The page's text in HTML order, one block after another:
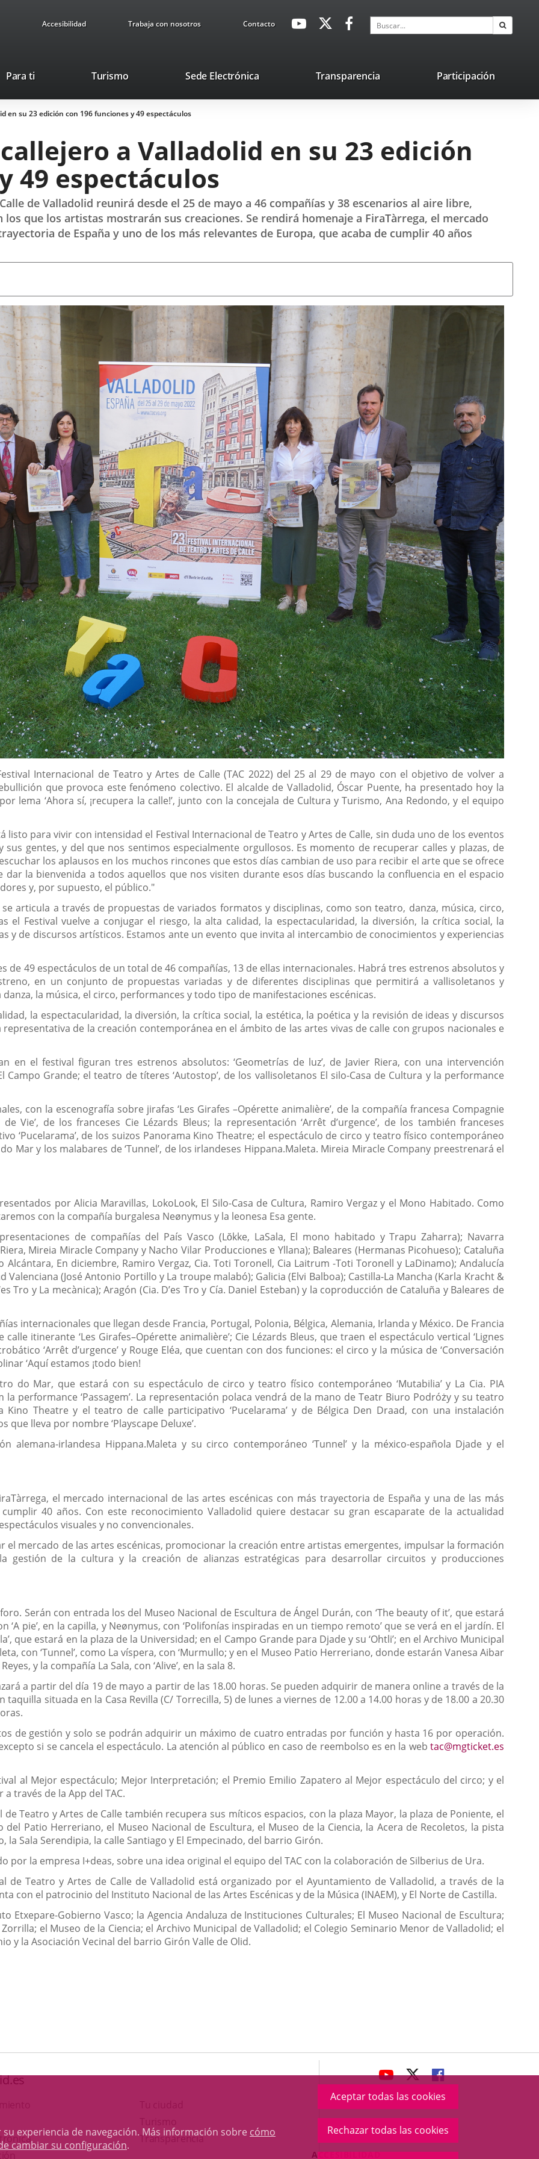
experiencia de navegación. Más información sobre cómo
cambiar su configuración.
Aceptar todas las cookies
Rechazar todas las cookies
Accesibilidad Trabaja con nosotros ContactoavaHeaderSocial
Enlace
externa.
Enlace
aplicación
externa.
Enlace
aplicación
externa.
Buscar
Para ti TurismoEste
se
abrirá
una
ventana
nueva.
Sede ElectrónicaEnlace
una
Transparencia Participación
en su 23 edición con 196 funciones y 49 espectáculos
a Valladolid en su 23 edición
49 espectáculos
de Valladolid reunirá desde el 25 de mayo a 46 compañías y 38 escenarios al aire libre,
que los artistas mostrarán sus creaciones. Se rendirá homenaje a FiraTàrrega, el mercado
de España y uno de los más relevantes de Europa, que acaba de cumplir 40 años
Internacional de Teatro y Artes de Calle (TAC 2022) del 25 al 29 de mayo con el objetivo de volver a
que provoca este fenómeno colectivo. El alcalde de Valladolid, Óscar Puente, ha presentado hoy la
lema ‘Ahora sí, ¡recupera la calle!’, junto con la concejala de Cultura y Turismo, Ana Redondo, y el equipo
listo para vivir con intensidad el Festival Internacional de Teatro y Artes de Calle, sin duda uno de los eventos
gentes, y del que nos sentimos especialmente orgullosos. Es momento de recuperar calles y plazas, de
los aplausos en los muchos rincones que estos días cambian de uso para recibir el arte que se ofrece
dar la bienvenida a todos aquellos que nos visiten durante esos días buscando la confluencia en el espacio
y, por supuesto, el público."
articula a través de propuestas de variados formatos y disciplinas, como son teatro, danza, música, circo,
el Festival vuelve a conjugar el riesgo, la alta calidad, la espectacularidad, la diversión, la crítica social, la
y de discursos artísticos. Estamos ante un evento que invita al intercambio de conocimientos y experiencias
de 49 espectáculos de un total de 46 compañías, 13 de ellas internacionales. Habrá tres estrenos absolutos y
en un conjunto de propuestas variadas y de diferentes disciplinas que permitirá a vallisoletanos y
la música, el circo, performances y todo tipo de manifestaciones escénicas.
la espectacularidad, la diversión, la crítica social, la estética, la poética y la revisión de ideas y discursos
de la creación contemporánea en el ámbito de las artes vivas de calle con grupos nacionales e
en el festival figuran tres estrenos absolutos: ‘Geometrías de luz’, de Javier Riera, con una intervención
Campo Grande; el teatro de títeres ‘Autostop’, de los vallisoletanos El silo-Casa de Cultura y la performance
con la escenografía sobre jirafas ‘Les Girafes –Opérette animalière’, de la compañía francesa Compagnie
de Vie’, de los franceses Cie Lézards Bleus; la representación ‘Arrêt d’urgence’, de los también franceses
‘Pucelarama’, de los suizos Panorama Kino Theatre; el espectáculo de circo y teatro físico contemporáneo
Mar y los malabares de ‘Tunnel’, de los irlandeses Hippana.Maleta. Mireia Miracle Company preestrenará el
por Alicia Maravillas, LokoLook, El Silo-Casa de Cultura, Ramiro Vergaz y el Mono Habitado. Como
con la compañía burgalesa Neønymus y la leonesa Esa gente.
de compañías del País Vasco (Lŏkke, LaSala, El mono habitado y Trapu Zaharra); Navarra
Mireia Miracle Company y Nacho Vilar Producciones e Yllana); Baleares (Hermanas Picohueso); Cataluña
Alcántara, En diciembre, Ramiro Vergaz, Cia. Toti Toronell, Cia Laitrum -Toti Toronell y LaDinamo); Andalucía
Valenciana (José Antonio Portillo y La troupe malabó); Galicia (Elvi Balboa); Castilla-La Mancha (Karla Kracht &
Tro y La mecànica); Aragón (Cia. D’es Tro y Cía. Daniel Esteban) y la coproducción de Cataluña y Baleares de
internacionales que llegan desde Francia, Portugal, Polonia, Bélgica, Alemania, Irlanda y México. De Francia
itinerante ‘Les Girafes–Opérette animalière’; Cie Lézards Bleus, que traen el espectáculo vertical ‘Lignes
‘Arrêt d’urgence’ y Rouge Eléa, que cuentan con dos funciones: el circo y la música de ‘Conversación
‘Aquí estamos ¡todo bien!
do Mar, que estará con su espectáculo de circo y teatro físico contemporáneo ‘Mutabilia’ y La Cia. PIA
performance ‘Passagem’. La representación polaca vendrá de la mano de Teatr Biuro Podróży y su teatro
Kino Theatre y el teatro de calle participativo ‘Pucelarama’ y de Bélgica Den Draad, con una instalación
lleva por nombre ‘Playscape Deluxe’.
alemana-irlandesa Hippana.Maleta y su circo contemporáneo ‘Tunnel’ y la méxico-española Djade y el
el mercado internacional de las artes escénicas con más trayectoria de España y una de las más
40 años. Con este reconocimiento Valladolid quiere destacar su gran escaparate de la actualidad
visuales y no convencionales.
el mercado de las artes escénicas, promocionar la creación entre artistas emergentes, impulsar la formación
gestión de la cultura y la creación de alianzas estratégicas para desarrollar circuitos y producciones
Serán con entrada los del Museo Nacional de Escultura de Ángel Durán, con ‘The beauty of it’, que estará
‘A pie’, en la capilla, y Neønymus, con ‘Polifonías inspiradas en un tiempo remoto’ que se verá en el jardín. El
que estará en la plaza de la Universidad; en el Campo Grande para Djade y su ‘Ohtli’; en el Archivo Municipal
con ‘Tunnel’, como La víspera, con ‘Murmullo; y en el Museo Patio Herreriano, donde estarán Vanesa Aibar
y la compañía La Sala, con ‘Alive’, en la sala 8.
a partir del día 19 de mayo a partir de las 18.00 horas. Se pueden adquirir de manera online a través de la
taquilla situada en la Casa Revilla (C/ Torrecilla, 5) de lunes a viernes de 12.00 a 14.00 horas y de 18.00 a 20.30
de gestión y solo se podrán adquirir un máximo de cuatro entradas por función y hasta 16 por operación.
si se cancela el espectáculo. La atención al público en caso de reembolso es en la web tac@mgticket.es
al Mejor espectáculo; Mejor Interpretación; el Premio Emilio Zapatero al Mejor espectáculo del circo; y el
través de la App del TAC.
Teatro y Artes de Calle también recupera sus míticos espacios, con la plaza Mayor, la plaza de Poniente, el
del Patio Herreriano, el Museo Nacional de Escultura, el Museo de la Ciencia, la Acera de Recoletos, la pista
la Sala Serendipia, la calle Santiago y El Empecinado, del barrio Girón.
por la empresa I+deas, sobre una idea original el equipo del TAC con la colaboración de Silberius de Ura.
de Teatro y Artes de Calle de Valladolid está organizado por el Ayuntamiento de Valladolid, a través de la
con el patrocinio del Instituto Nacional de las Artes Escénicas y de la Música (INAEM), y El Norte de Castilla.
Etxepare-Gobierno Vasco; la Agencia Andaluza de Instituciones Culturales; El Museo Nacional de Escultura;
el Museo de la Ciencia; el Archivo Municipal de Valladolid; el Colegio Seminario Menor de Valladolid; el
y la Asociación Vecinal del barrio Girón Valle de Olid.
enlace
Enlace
Transparencia
avaHeaderSocial
ENLACE
A
UNA
APLICACIÓN
EXTERNA.
ENLACE
A
UNA
APLICACIÓN
EXTERNA.
ENLACE
A
UNA
APLICACIÓN
EXTERNA.
Menú
ACCESIBILIDAD